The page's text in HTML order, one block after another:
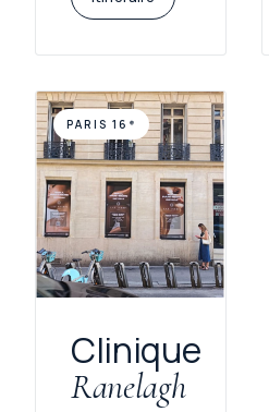
PARIS 16ᵉ
Clinique
Ranelagh